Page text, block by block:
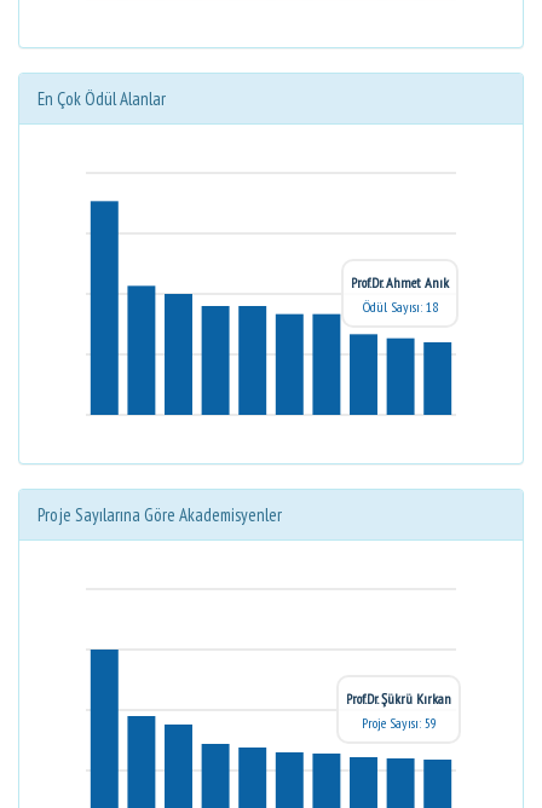
En Çok Ödül Alanlar
Prof.Dr. Ahmet Anık
Ödül Sayısı: 18
Proje Sayılarına Göre Akademisyenler
Prof.Dr. Şükrü Kırkan
Proje Sayısı: 59